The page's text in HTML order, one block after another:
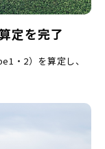
定を完了
・2）を算定し、